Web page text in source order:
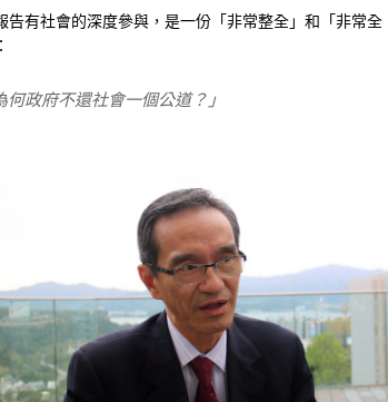
有社會的深度參與，是一份「非常整全」和「非常全
政府不還社會一個公道？」